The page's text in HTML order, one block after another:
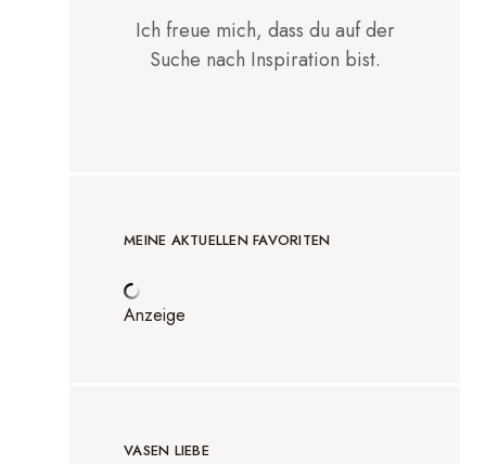
Ich freue mich, dass du auf der
Suche nach Inspiration bist.
MEINE AKTUELLEN FAVORITEN
Anzeige
VASEN LIEBE